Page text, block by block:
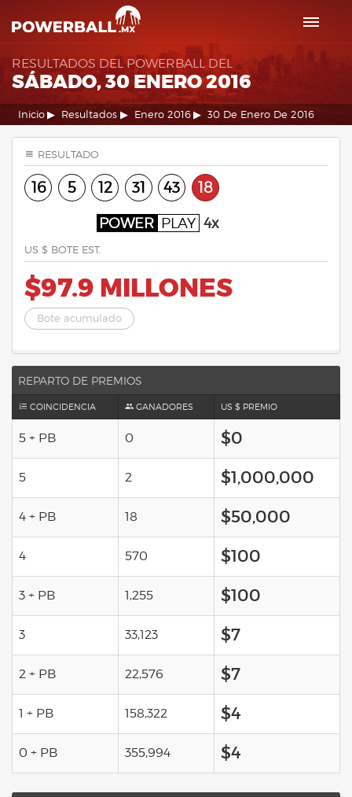
RESULTADOS DEL POWERBALL DEL
SÁBADO, 30 ENERO 2016
Inicio Resultados Enero 2016 30 De Enero De 2016
RESULTADO
16 5 12 31 43 18
POWER PLAY 4x
US $ BOTE EST.
$97.9 MILLONES
Bote acumulado
REPARTO DE PREMIOS
COINCIDENCIA GANADORES US $ PREMIO
5 + PB 0 $0
5 2 $1,000,000
4 + PB 18 $50,000
4 570 $100
3 + PB 1,255 $100
3 33,123 $7
2 + PB 22,576 $7
1 + PB 158,322 $4
0 + PB 355,994 $4